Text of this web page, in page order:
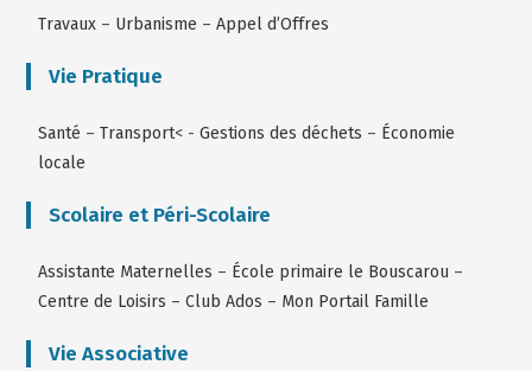
Travaux – Urbanisme –Appel d’Offres
Vie Pratique
Santé –Transport< -Gestions des déchets – Économie
locale
Scolaire et Péri-Scolaire
Assistante Maternelles – École primaire le Bouscarou –
Centre de Loisirs –Club Ados – Mon Portail Famille
Vie Associative